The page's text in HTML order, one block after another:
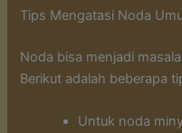
Tips Mengatasi Noda
Noda bisa menjadi
Berikut adalah beberapa
Untuk noda